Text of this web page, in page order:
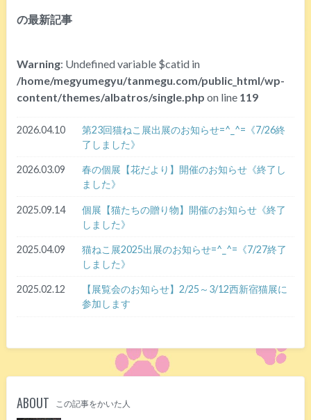
の最新記事
Warning: Undefined variable $catid in
/home/megyumegyu/tanmegu.com/public_html/wp-
content/themes/albatros/single.php on line 119
2026.04.10
第23回猫ねこ展出展のお知らせ=^_^=《7/26終
了しました》
2026.03.09
春の個展【花だより】開催のお知らせ《終了し
ました》
2025.09.14
個展【猫たちの贈り物】開催のお知らせ《終了
しました》
2025.04.09
猫ねこ展2025出展のお知らせ=^_^=《7/27終了
しました》
2025.02.12
【展覧会のお知らせ】2/25～3/12西新宿猫展に
参加します
ABOUT この記事をかいた人